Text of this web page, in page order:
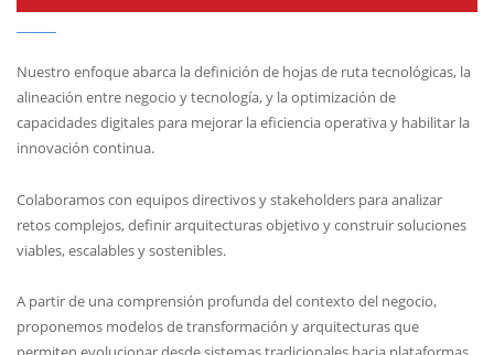
Nuestro enfoque abarca la definición de hojas de ruta tecnológicas, la
alineación entre negocio y tecnología, y la optimización de
capacidades digitales para mejorar la eficiencia operativa y habilitar la
innovación continua.
Colaboramos con equipos directivos y stakeholders para analizar
retos complejos, definir arquitecturas objetivo y construir soluciones
viables, escalables y sostenibles.
A partir de una comprensión profunda del contexto del negocio,
proponemos modelos de transformación y arquitecturas que